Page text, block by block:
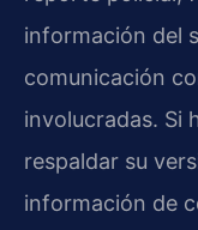
información del
comunicación
involucradas. Si
respaldar su
información de